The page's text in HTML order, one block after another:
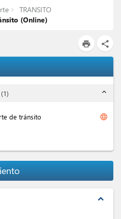
TRANSITO
(Online)
print share
(1) expand_less
de tránsito language
expand_less